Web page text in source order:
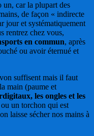
un, car la plupart des
de façon « indirecte
jour et systématiquement
rentrez chez vous,
en commun, après
ou avoir éternué et
suffisent mais il faut
main (paume et
les ongles et les
ou un torchon qui est
laisse sécher nos mains à